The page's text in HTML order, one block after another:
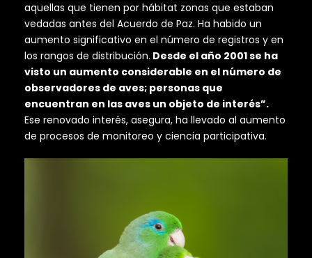
aquellas que tienen por hábitat zonas que estaban
vedadas antes del Acuerdo de Paz. Ha habido un
aumento significativo en el número de registros y en
los rangos de distribución. Desde el año 2001 se ha
visto un aumento considerable en el número de
observadores de aves; personas que
encuentran en las aves un objeto de interés”.
Ese renovado interés, asegura, ha llevado al aumento
de procesos de monitoreo y ciencia participativa.